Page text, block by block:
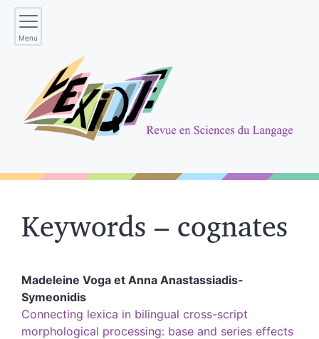
Menu
Keywords – cognates
Madeleine Voga et Anna Anastassiadis-
Symeonidis
Connecting lexica in bilingual cross-script
morphological processing: base and series effects